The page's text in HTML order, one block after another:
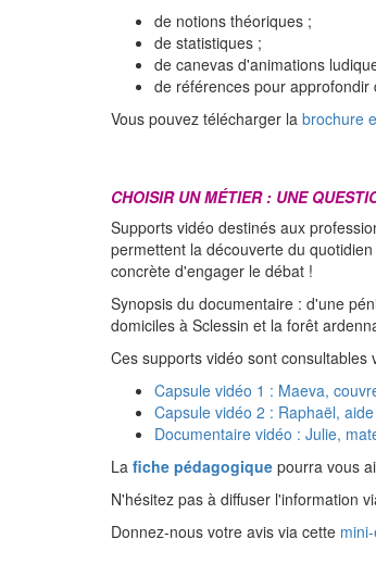
de notions théoriques ;
de statistiques ;
de canevas d'animations
de références pour approfondir
Vous pouvez télécharger la brochure
CHOISIR UN MÉTIER : UNE
Supports vidéo destinés aux
permettent la découverte du
concrète d'engager le débat !
Synopsis du documentaire : d'une
domiciles à Sclessin et la forêt
Ces supports vidéo sont consultables
Capsule vidéo 1 : Maeva,
Capsule vidéo 2 : Raphaël,
Documentaire vidéo : Julie,
La fiche pédagogique pourra vous
N'hésitez pas à diffuser l'information
Donnez-nous votre avis via cette